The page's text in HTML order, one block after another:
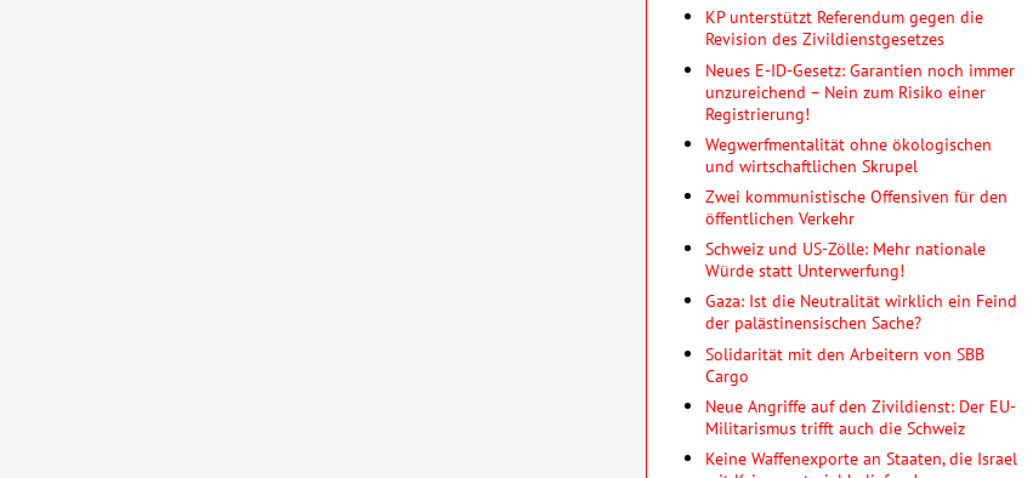
KP unterstützt Referendum gegen die
Revision des Zivildienstgesetzes
Neues E-ID-Gesetz: Garantien noch immer
unzureichend – Nein zum Risiko einer
Registrierung!
Wegwerfmentalität ohne öko­lo­gischen
und wirtschaft­lichen Skrupel
Zwei kommunistische Offensiven für den
öffentlichen Verkehr
Schweiz und US-Zölle: Mehr nationale
Würde statt Unterwerfung!
Gaza: Ist die Neutralität wirklich ein Feind
der palästinensischen Sache?
Solidarität mit den Arbeitern von SBB
Cargo
Neue Angriffe auf den Zivildienst: Der EU-
Militarismus trifft auch die Schweiz
Keine Waffenexporte an Staaten, die Israel